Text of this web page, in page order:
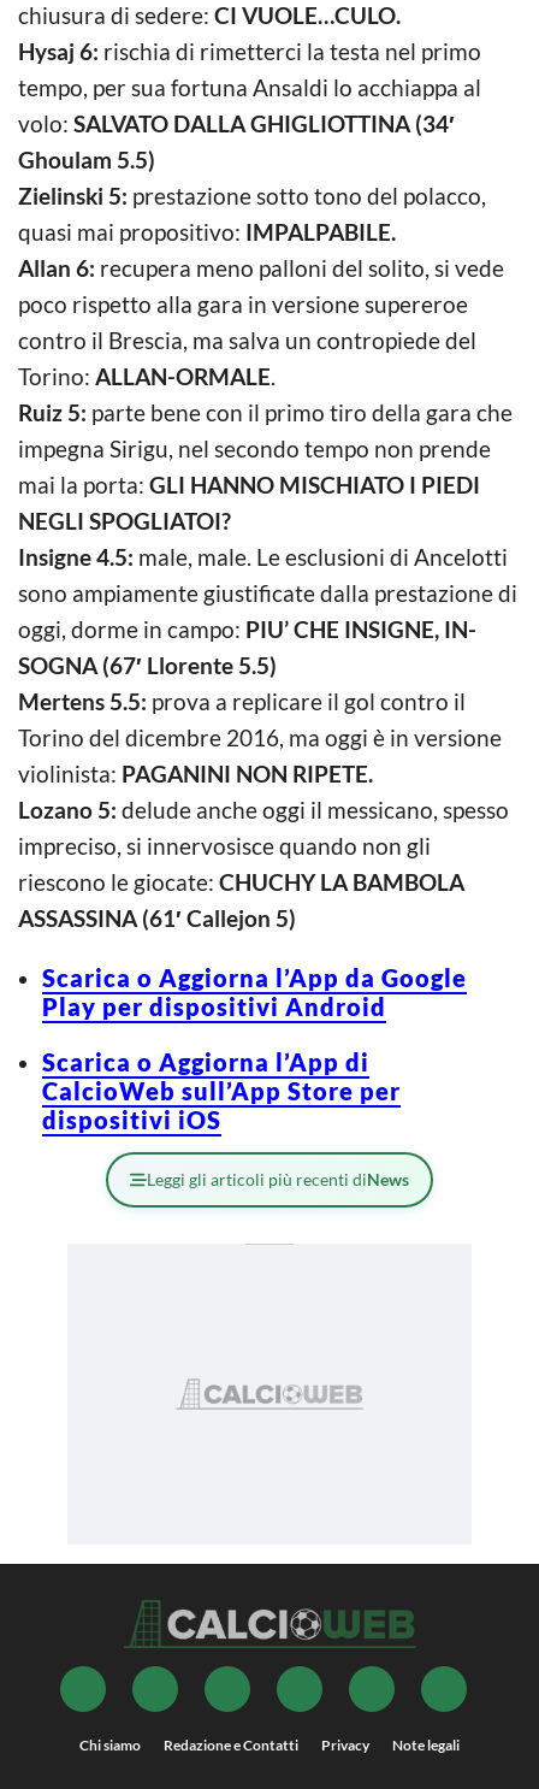
chiusura di sedere: CI VUOLE…CULO.
Hysaj 6: rischia di rimetterci la testa nel primo
tempo, per sua fortuna Ansaldi lo acchiappa al
volo: SALVATO DALLA GHIGLIOTTINA (34′
Ghoulam 5.5)
Zielinski 5: prestazione sotto tono del polacco,
quasi mai propositivo: IMPALPABILE.
Allan 6: recupera meno palloni del solito, si vede
poco rispetto alla gara in versione supereroe
contro il Brescia, ma salva un contropiede del
Torino: ALLAN-ORMALE.
Ruiz 5: parte bene con il primo tiro della gara che
impegna Sirigu, nel secondo tempo non prende
mai la porta: GLI HANNO MISCHIATO I PIEDI
NEGLI SPOGLIATOI?
Insigne 4.5: male, male. Le esclusioni di Ancelotti
sono ampiamente giustificate dalla prestazione di
oggi, dorme in campo: PIU’ CHE INSIGNE, IN-
SOGNA (67′ Llorente 5.5)
Mertens 5.5: prova a replicare il gol contro il
Torino del dicembre 2016, ma oggi è in versione
violinista: PAGANINI NON RIPETE.
Lozano 5: delude anche oggi il messicano, spesso
impreciso, si innervosisce quando non gli
riescono le giocate: CHUCHY LA BAMBOLA
ASSASSINA (61′ Callejon 5)
Scarica o Aggiorna l’App da Google
Play per dispositivi Android
Scarica o Aggiorna l’App di
CalcioWeb sull’App Store per
dispositivi iOS
Leggi gli articoli più recenti diNews
Chi siamo Redazione e Contatti Privacy Note legali